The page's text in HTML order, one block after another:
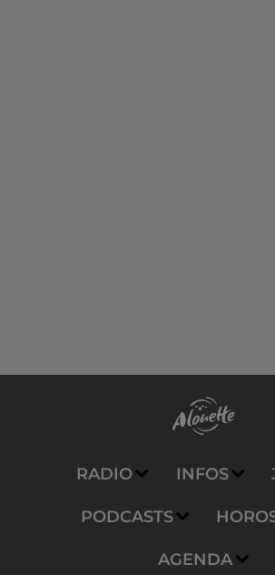
RADIO INFOS
PODCASTS
AGENDA